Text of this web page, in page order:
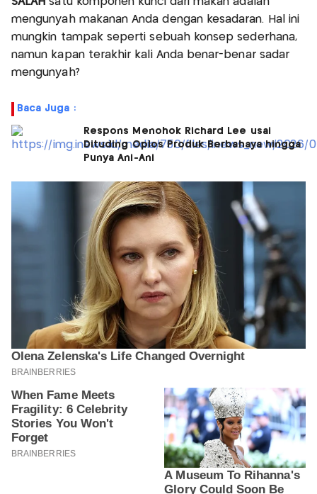
mengunyah makanan Anda dengan kesadaran. Hal ini
mungkin tampak seperti sebuah konsep sederhana,
namun kapan terakhir kali Anda benar-benar sadar
mengunyah?
Baca Juga :
Respons Menohok Richard Lee usai
Dituding Oplos Produk Berbahaya hingga
Punya Ani-Ani